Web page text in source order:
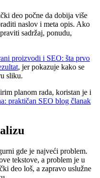
deo počne da dobija više
naslov i meta opis. Ako
sadržaj, ponudu,
proizvodi i SEO: šta prvo
, jer pokazuje kako se
sliku.
planom rada, koristan je i
praktičan SEO blog članak
gde je najveći problem.
tekstove, a problem je u
deo loš, a zapravo uslužne